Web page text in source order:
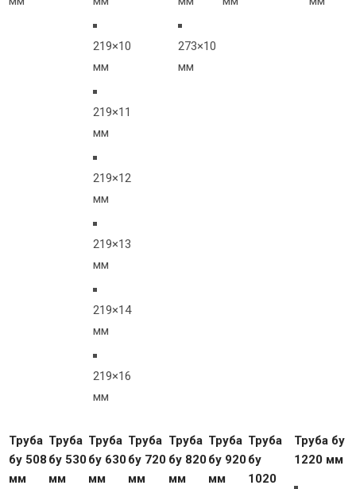
219×10
мм
219×11
мм
219×12
мм
219×13
мм
219×14
мм
219×16
мм
273×10
мм
Труба
бу 508
мм
Труба
бу 530
мм
Труба
бу 630
мм
Труба
бу 720
мм
Труба
бу 820
мм
Труба
бу 920
мм
Труба
бу
1020
Труба бу
1220 мм